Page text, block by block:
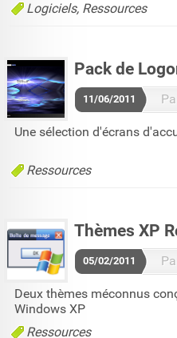
Logiciels Ressources
Pack de
11/06/2011
Une sélection d'écrans
Ressources
Thèmes XP
05/02/2011
Deux thèmes méconnus
Windows XP
Ressources